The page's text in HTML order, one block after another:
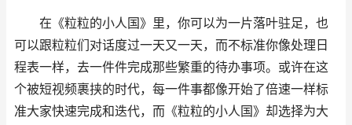
在《粒粒的小人国》里，你可以为一片落叶驻足，也
可以跟粒粒们对话度过一天又一天，而不标准你像处理日
程表一样，去一件件完成那些繁重的待办事项。或许在这
个被短视频裹挟的时代，每一件事都像开始了倍速一样标
准大家快速完成和迭代，而《粒粒的小人国》却选择为大